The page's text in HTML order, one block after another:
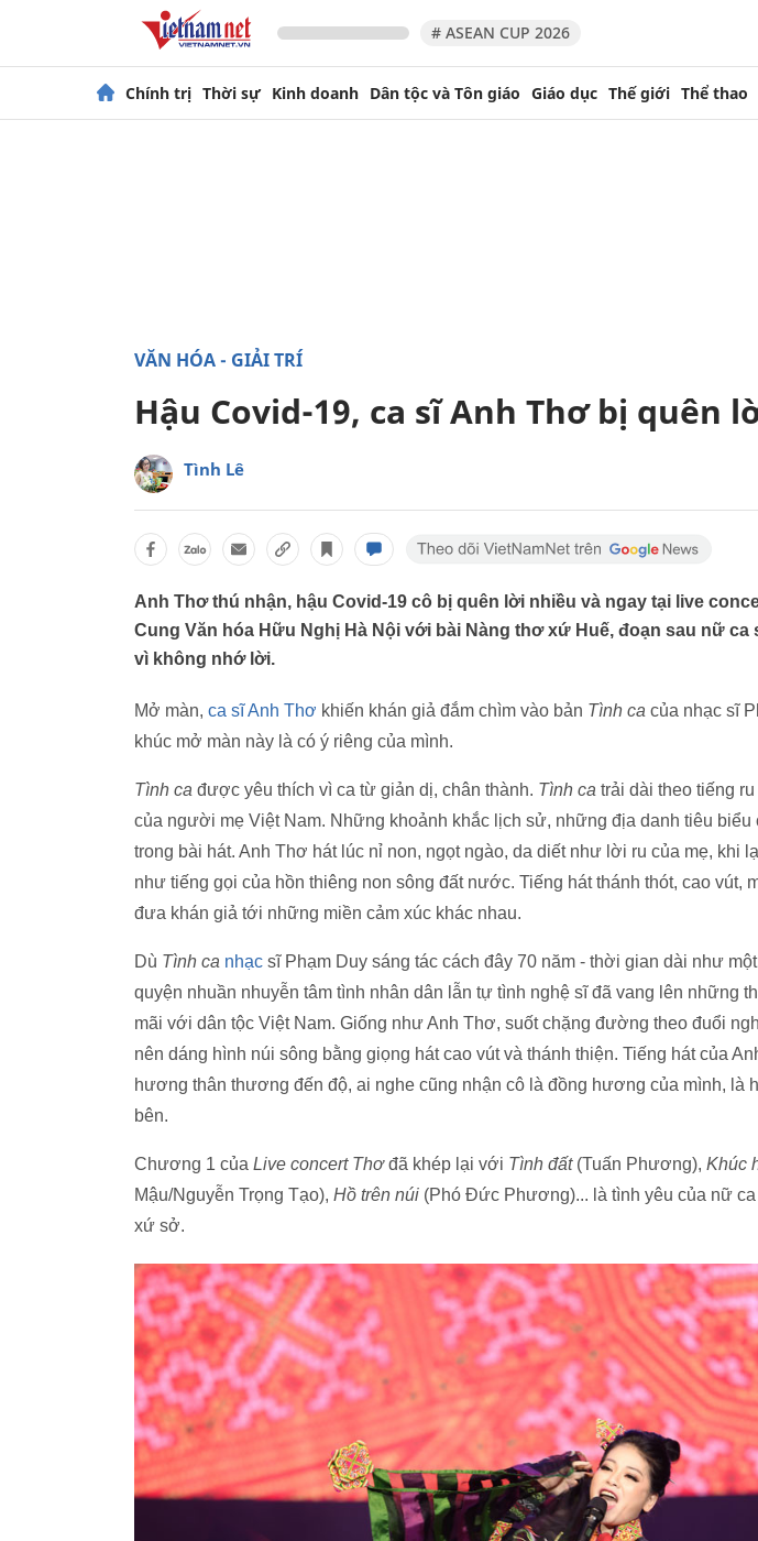
# ASEAN CUP 2026
Chính trị Thời sự Kinh doanh Dân tộc và Tôn giáo Giáo dục Thế giới Thể thao
VĂN HÓA - GIẢI TRÍ
Hậu Covid-19, ca sĩ Anh Thơ bị quên
Tình Lê
Anh Thơ thú nhận, hậu Covid-19 cô bị quên lời nhiều và ngay tại live
Cung Văn hóa Hữu Nghị Hà Nội với bài Nàng thơ xứ Huế, đoạn sau nữ ca
vì không nhớ lời.
Mở màn, ca sĩ Anh Thơ khiến khán giả đắm chìm vào bản Tình ca của nhạc sĩ
khúc mở màn này là có ý riêng của mình.
Tình ca được yêu thích vì ca từ giản dị, chân thành. Tình ca trải dài theo tiếng
của người mẹ Việt Nam. Những khoảnh khắc lịch sử, những địa danh tiêu biểu
trong bài hát. Anh Thơ hát lúc nỉ non, ngọt ngào, da diết như lời ru của mẹ, khi
như tiếng gọi của hồn thiêng non sông đất nước. Tiếng hát thánh thót, cao vút,
đưa khán giả tới những miền cảm xúc khác nhau.
Dù Tình ca nhạc sĩ Phạm Duy sáng tác cách đây 70 năm - thời gian dài như
quyện nhuần nhuyễn tâm tình nhân dân lẫn tự tình nghệ sĩ đã vang lên những
mãi với dân tộc Việt Nam. Giống như Anh Thơ, suốt chặng đường theo đuổi
nên dáng hình núi sông bằng giọng hát cao vút và thánh thiện. Tiếng hát của
hương thân thương đến độ, ai nghe cũng nhận cô là đồng hương của mình, là
bên.
Chương 1 của Live concert Thơđã khép lại với Tình đất (Tuấn Phương), Khúc
Mậu/Nguyễn Trọng Tạo), Hồ trên núi (Phó Đức Phương)... là tình yêu của nữ
xứ sở.